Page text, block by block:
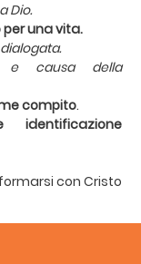
Dio.
una vita.
e causa della
compito.
con Cristo
missione:fare
e oggetto di